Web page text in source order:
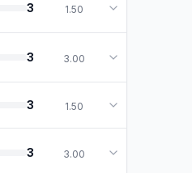
3 1.50
3 3.00
3 1.50
3 3.00